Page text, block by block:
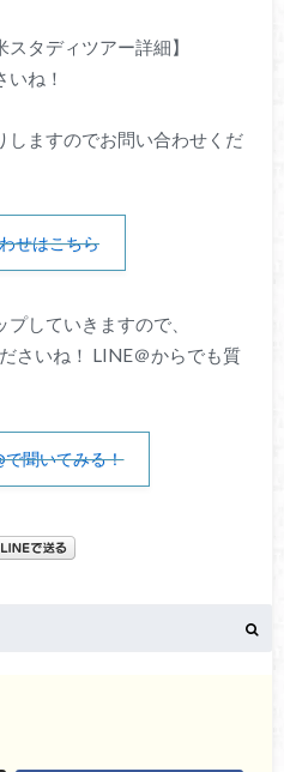
スタディツアー詳細】
ね！
しますのでお問い合わせくだ
せはこちら
していきますので、
さいね！ LINE＠からでも質
で聞いてみる！